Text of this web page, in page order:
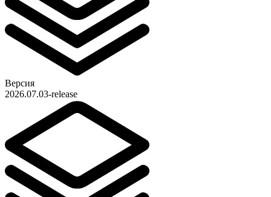
Версия
2026.07.03-release